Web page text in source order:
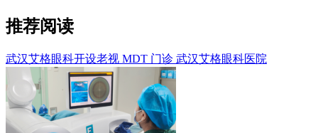
推荐阅读
武汉艾格眼科开设老视 MDT 门诊 武汉艾格眼科医院